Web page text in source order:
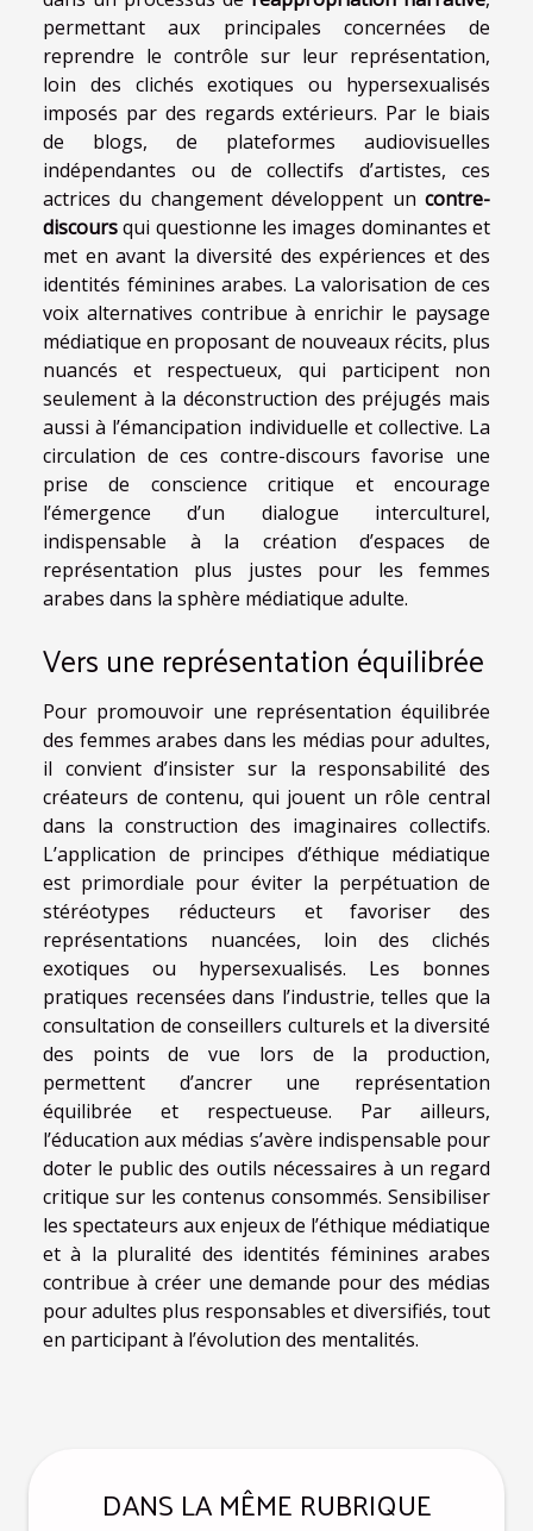
permettant aux principales concernées de
reprendre le contrôle sur leur représentation,
loin des clichés exotiques ou hypersexualisés
imposés par des regards extérieurs. Par le biais
de blogs, de plateformes audiovisuelles
indépendantes ou de collectifs d’artistes, ces
actrices du changement développent un contre-
discoursqui questionne les images dominantes et
met en avant la diversité des expériences et des
identités féminines arabes. La valorisation de ces
voix alternatives contribue à enrichir le paysage
médiatique en proposant de nouveaux récits, plus
nuancés et respectueux, qui participent non
seulement à la déconstruction des préjugés mais
aussi à l’émancipation individuelle et collective. La
circulation de ces contre-discours favorise une
prise de conscience critique et encourage
l’émergence d’un dialogue interculturel,
indispensable à la création d’espaces de
représentation plus justes pour les femmes
arabes dans la sphère médiatique adulte.
Vers une représentation équilibrée
Pour promouvoir une représentation équilibrée
des femmes arabes dans les médias pour adultes,
il convient d’insister sur la responsabilité des
créateurs de contenu, qui jouent un rôle central
dans la construction des imaginaires collectifs.
L’application de principes d’éthique médiatique
est primordiale pour éviter la perpétuation de
stéréotypes réducteurs et favoriser des
représentations nuancées, loin des clichés
exotiques ou hypersexualisés. Les bonnes
pratiques recensées dans l’industrie, telles que la
consultation de conseillers culturels et la diversité
des points de vue lors de la production,
permettent d’ancrer une représentation
équilibrée et respectueuse. Par ailleurs,
l’éducation aux médias s’avère indispensable pour
doter le public des outils nécessaires à un regard
critique sur les contenus consommés. Sensibiliser
les spectateurs aux enjeux de l’éthique médiatique
et à la pluralité des identités féminines arabes
contribue à créer une demande pour des médias
pour adultes plus responsables et diversifiés, tout
en participant à l’évolution des mentalités.
DANS LA MÊME RUBRIQUE